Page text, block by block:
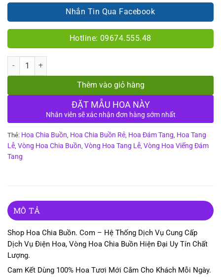
Nhắn Tin Qua Facebook
Hotline: 09674.555.48
Số lượng
Thêm vào giỏ hàng
ĐẶT MẪU HOA NÀY
Nhân viên sẽ xác nhận đơn hàng sớm nhất
Thẻ: Hoa Chia Buồn Hoa Chia Buồn Rẻ Hoa Đám Tang Hoa Tang
Lễ Vòng Hoa Chia Buồn Vòng Hoa Tang Lễ Vòng Hoa Viếng Đám
Tang
MÔ TẢ
Shop Hoa Chia Buồn. Com – Hệ Thống Dịch Vụ Cung Cấp
Dịch Vụ Điện Hoa, Vòng Hoa Chia Buồn Hiện Đại Uy Tín Chất
Lượng.
Cam Kết Dùng 100% Hoa Tươi Mới Cắm Cho Khách Mỗi Ngày.